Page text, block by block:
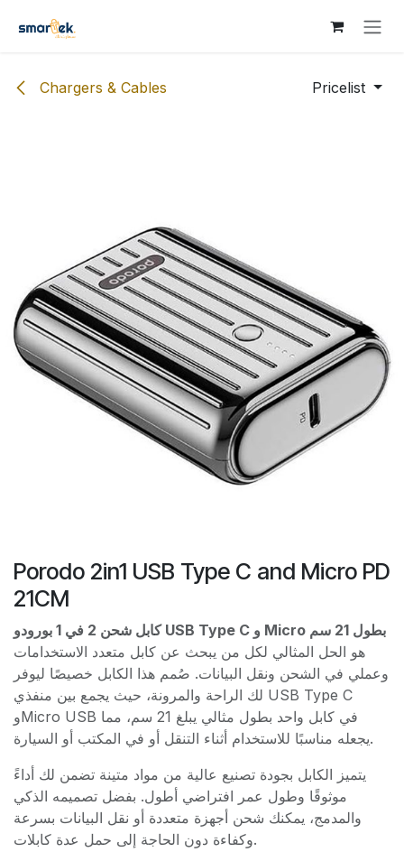
Chargers & Cables Pricelist
Porodo 2in1 USB Type C and Micro PD
21CM
كابل شحن 2 في 1 بورودو USB Type C و Micro بطول 21 سم
هو الحل المثالي لكل من يبحث عن كابل متعدد الاستخدامات
وعملي في الشحن ونقل البيانات. صُمم هذا الكابل خصيصًا ليوفر
لك الراحة والمرونة، حيث يجمع بين منفذي USB Type C
وMicro USB في كابل واحد بطول مثالي يبلغ 21 سم، مما
يجعله مناسبًا للاستخدام أثناء التنقل أو في المكتب أو السيارة.
يتميز الكابل بجودة تصنيع عالية من مواد متينة تضمن لك أداءً
موثوقًا وطول عمر افتراضي أطول. بفضل تصميمه الذكي
والمدمج، يمكنك شحن أجهزة متعددة أو نقل البيانات بسرعة
وكفاءة دون الحاجة إلى حمل عدة كابلات.